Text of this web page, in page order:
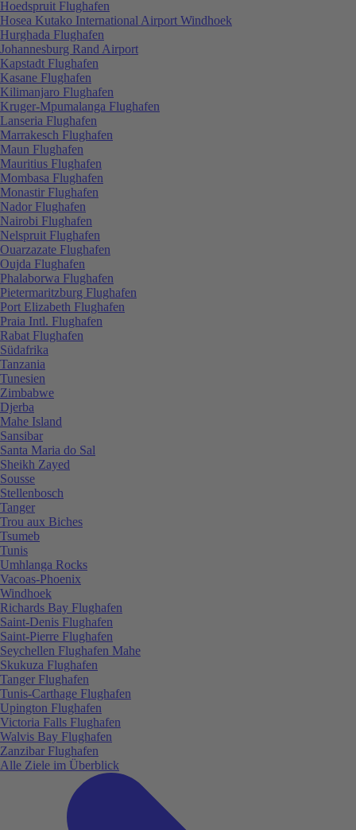
Hoedspruit Flughafen
Hosea Kutako International Airport Windhoek
Hurghada Flughafen
Johannesburg Rand Airport
Kapstadt Flughafen
Kasane Flughafen
Kilimanjaro Flughafen
Kruger-Mpumalanga Flughafen
Lanseria Flughafen
Marrakesch Flughafen
Maun Flughafen
Mauritius Flughafen
Mombasa Flughafen
Monastir Flughafen
Nador Flughafen
Nairobi Flughafen
Nelspruit Flughafen
Ouarzazate Flughafen
Oujda Flughafen
Phalaborwa Flughafen
Pietermaritzburg Flughafen
Port Elizabeth Flughafen
Praia Intl. Flughafen
Rabat Flughafen
Südafrika
Tanzania
Tunesien
Zimbabwe
Djerba
Mahe Island
Sansibar
Santa Maria do Sal
Sheikh Zayed
Sousse
Stellenbosch
Tanger
Trou aux Biches
Tsumeb
Tunis
Umhlanga Rocks
Vacoas-Phoenix
Windhoek
Richards Bay Flughafen
Saint-Denis Flughafen
Saint-Pierre Flughafen
Seychellen Flughafen Mahe
Skukuza Flughafen
Tanger Flughafen
Tunis-Carthage Flughafen
Upington Flughafen
Victoria Falls Flughafen
Walvis Bay Flughafen
Zanzibar Flughafen
Alle Ziele im Überblick